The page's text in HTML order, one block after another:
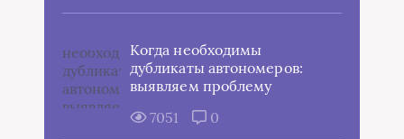
Когда необходимы
дубликаты автономеров:
выявляем проблему
7051
0